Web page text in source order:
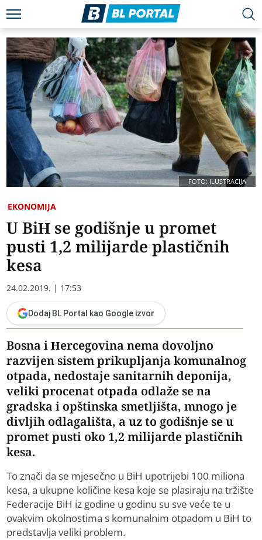
FOTO: ILUSTRACIJA
EKONOMIJA
U BiH se godišnje u promet
pusti 1,2 milijarde plastičnih
kesa
24.02.2019. | 17:53
Dodaj BL Portal kao Google izvor
Bosna i Hercegovina nema dovoljno
razvijen sistem prikupljanja komunalnog
otpada, nedostaje sanitarnih deponija,
veliki procenat otpada odlaže se na
gradska i opštinska smetljišta, mnogo je
divljih odlagališta, a uz to godišnje se u
promet pusti oko 1,2 milijarde plastičnih
kesa.
To znači da se mjesečno u BiH upotrijebi 100 miliona
kesa, a ukupne količine kesa koje se plasiraju na tržište
Federacije BiH iz godine u godinu su sve veće te u
ovakvim okolnostima s komunalnim otpadom u BiH to
predstavlja veliki problem.